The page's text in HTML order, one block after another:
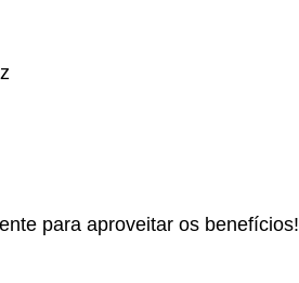
para aproveitar os benefícios!